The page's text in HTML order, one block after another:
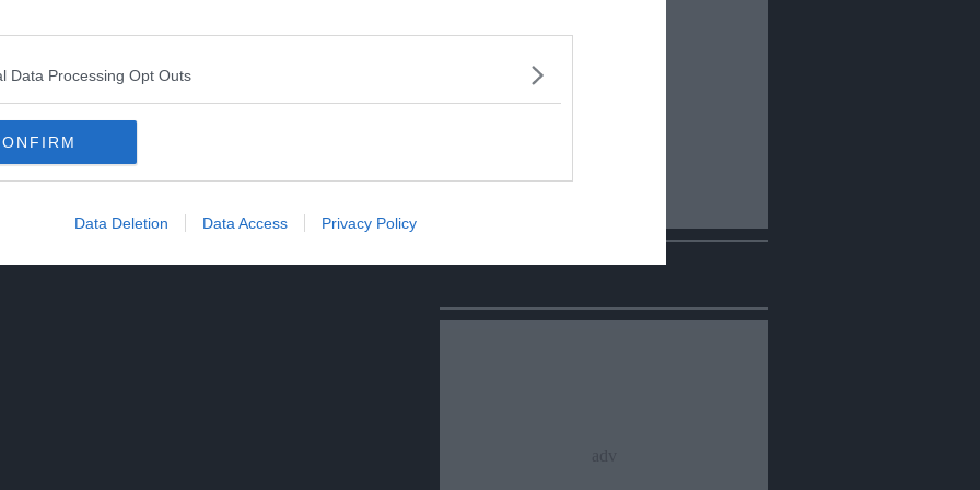
Data Processing Opt Outs
Data Deletion Data Access Privacy Policy